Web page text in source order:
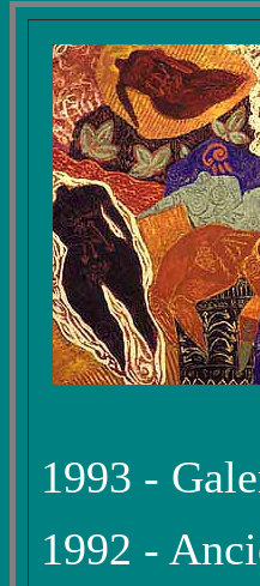
1993 -
1992 -